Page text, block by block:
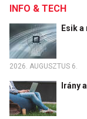
INFO & TECH
Esik
2026. AUGUSZTUS 6.
Irány